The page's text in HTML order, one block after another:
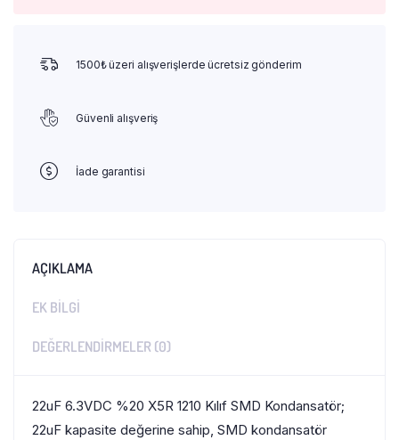
1500₺ üzeri alışverişlerde ücretsiz gönderim
Güvenli alışveriş
İade garantisi
AÇIKLAMA
EK BILGI
DEĞERLENDIRMELER (0)
22uF 6.3VDC %20 X5R 1210 Kılıf SMD Kondansatör;
22uF kapasite değerine sahip, SMD kondansatör